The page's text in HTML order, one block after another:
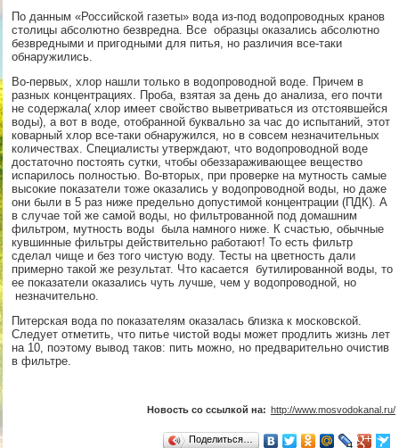
По данным «Российской газеты» вода из-под водопроводных кранов
столицы абсолютно безвредна. Все образцы оказались абсолютно
безвредными и пригодными для питья, но различия все-таки
обнаружились.
Во-первых, хлор нашли только в водопроводной воде. Причем в
разных концентрациях. Проба, взятая за день до анализа, его почти
не содержала( хлор имеет свойство выветриваться из отстоявшейся
воды), а вот в воде, отобранной буквально за час до испытаний, этот
коварный хлор все-таки обнаружился, но в совсем незначительных
количествах. Специалисты утверждают, что водопроводной воде
достаточно постоять сутки, чтобы обеззараживающее вещество
испарилось полностью. Во-вторых, при проверке на мутность самые
высокие показатели тоже оказались у водопроводной воды, но даже
они были в 5 раз ниже предельно допустимой концентрации (ПДК). А
в случае той же самой воды, но фильтрованной под домашним
фильтром, мутность воды была намного ниже. К счастью, обычные
кувшинные фильтры действительно работают! То есть фильтр
сделал чище и без того чистую воду. Тесты на цветность дали
примерно такой же результат. Что касается бутилированной воды, то
ее показатели оказались чуть лучше, чем у водопроводной, но
незначительно.
Питерская вода по показателям оказалась близка к московской.
Следует отметить, что питье чистой воды может продлить жизнь лет
на 10, поэтому вывод таков: пить можно, но предварительно очистив
в фильтре.
Новость со ссылкой на: http://www.mosvodokanal.ru/
Поделиться…